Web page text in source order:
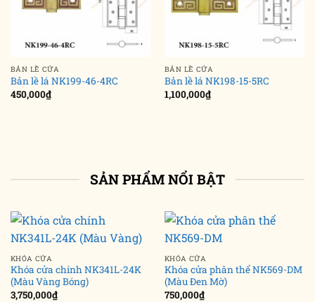
BẢN LỀ CỬA
Bản lề lá NK199-46-4RC
450,000₫
BẢN LỀ CỬA
Bản lề lá NK198-15-5RC
1,100,000₫
SẢN PHẨM NỔI BẬT
KHÓA CỬA
Khóa cửa chính NK341L-24K
(Màu Vàng Bóng)
3,750,000₫
KHÓA CỬA
Khóa cửa phân thể NK569-DM
(Màu Đen Mờ)
750,000₫